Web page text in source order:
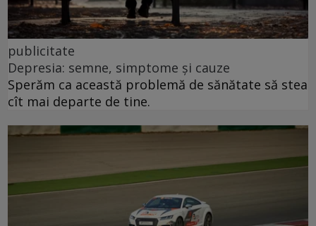
publicitate
Depresia: semne, simptome și cauze
Sperăm ca această problemă de sănătate să stea
cît mai departe de tine.